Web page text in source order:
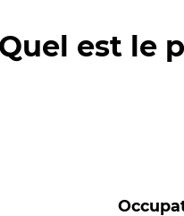
Quel est le